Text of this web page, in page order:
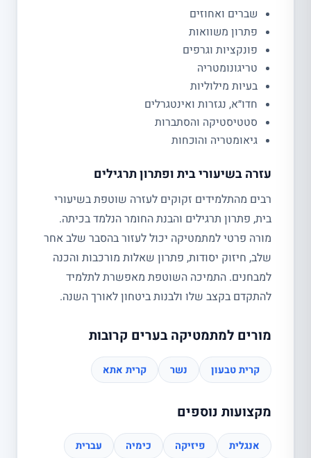
שברים ואחוזים
פתרון משוואות
פונקציות וגרפים
טריגונומטריה
בעיות מילוליות
חדו״א, נגזרות ואינטגרלים
סטטיסטיקה והסתברות
גיאומטריה והוכחות
עזרה בשיעורי בית ופתרון תרגילים
רבים מהתלמידים זקוקים לעזרה שוטפת בשיעורי
בית, פתרון תרגילים והבנת החומר הנלמד בכיתה.
מורה פרטי למתמטיקה יכול לעזור בהסבר שלב אחר
שלב, חיזוק יסודות, פתרון שאלות מורכבות והכנה
למבחנים. התמיכה השוטפת מאפשרת לתלמיד
להתקדם בקצב שלו ולבנות ביטחון לאורך השנה.
מורים למתמטיקה בערים קרובות
קרית טבעון נשר קרית אתא
מקצועות נוספים
אנגלית פיזיקה כימיה
עברית